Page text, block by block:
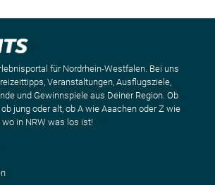
für Nordrhein-Westfalen. Bei uns
Veranstaltungen, Ausflugsziele,
und Gewinnspiele aus Deiner Region. Ob
ob jung oder alt, ob A wie Aaachen oder Z wie
in NRW was los ist!